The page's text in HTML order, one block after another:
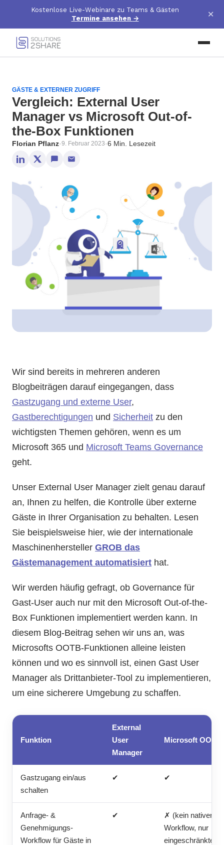
Kostenlose Live-Webinare zu Teams & Gästen
Termine ansehen → ×
GÄSTE & EXTERNER ZUGRIFF
Vergleich: External User
Manager vs Microsoft Out-of-
the-Box Funktionen
Florian Pflanz·9. Februar 2023·6 Min. Lesezeit
Wir sind bereits in mehreren anderen
Blogbeiträgen darauf eingegangen, dass
Gastzugang und externe User,
Gastberechtigungen und Sicherheit zu den
wichtigsten Themen gehören, wenn es um
Microsoft 365 und Microsoft Teams Governance
geht.
Unser External User Manager zielt genau darauf
an, Ihnen zu helfen, die Kontrolle über externe
Gäste in Ihrer Organisation zu behalten. Lesen
Sie beispielsweise hier, wie der internationale
Maschinenhersteller GROB das
Gästemanagement automatisiert hat.
Wir werden häufig gefragt, ob Governance für
Gast-User auch nur mit den Microsoft Out-of-the-
Box Funktionen implementiert werden kann. In
diesem Blog-Beitrag sehen wir uns an, was
Microsofts OOTB-Funktionen alleine leisten
können und wo es sinnvoll ist, einen Gast User
Manager als Drittanbieter-Tool zu implementieren,
um eine sicherere Umgebung zu schaffen.
Funktion
External
User
Manager
Microsoft OOTB
Gastzugang ein/aus
schalten
✔ ✔
Anfrage- &
Genehmigungs-
Workflow für Gäste in
✔
✗ (kein nativer
Workflow, nur
eingeschränkte